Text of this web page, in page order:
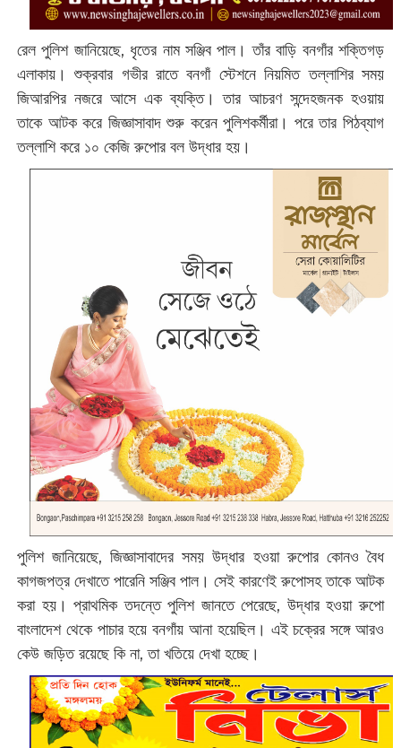
‌রেল পুলিশ জানিয়েছে, ধৃতের নাম সঞ্জিব পাল। তাঁর বাড়ি বনগাঁর শক্তিগড়
এলাকায়। শুক্রবার গভীর রাতে বনগাঁ স্টেশনে নিয়মিত তল্লাশির সময়
জিআরপির নজরে আসে এক ব্যক্তি। তার আচরণ সন্দেহজনক হওয়ায়
তাকে আটক করে জিজ্ঞাসাবাদ শুরু করেন পুলিশকর্মীরা। পরে তার পিঠব্যাগ
তল্লাশি করে ১০ কেজি রুপোর বল উদ্ধার হয়।
পুলিশ জানিয়েছে, জিজ্ঞাসাবাদের সময় উদ্ধার হওয়া রুপোর কোনও বৈধ
কাগজপত্র দেখাতে পারেনি সঞ্জিব পাল। সেই কারণেই রুপোসহ তাকে আটক
করা হয়। প্রাথমিক তদন্তে পুলিশ জানতে পেরেছে, উদ্ধার হওয়া রুপো
বাংলাদেশ থেকে পাচার হয়ে বনগাঁয় আনা হয়েছিল। এই চক্রের সঙ্গে আরও
কেউ জড়িত রয়েছে কি না, তা খতিয়ে দেখা হচ্ছে।